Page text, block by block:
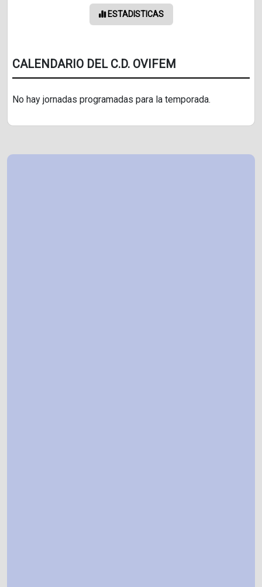
ESTADISTICAS
CALENDARIO DEL C.D. OVIFEM
No hay jornadas programadas para la temporada.